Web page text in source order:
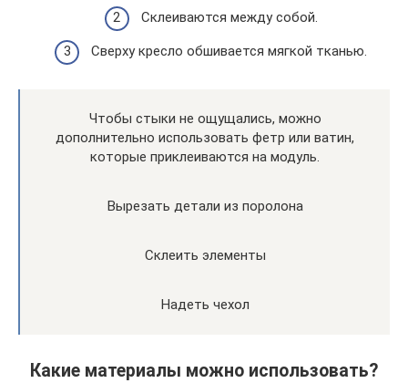
Склеиваются между собой.
Сверху кресло обшивается мягкой тканью.
Чтобы стыки не ощущались, можно
дополнительно использовать фетр или ватин,
которые приклеиваются на модуль.
Вырезать детали из поролона
Склеить элементы
Надеть чехол
Какие материалы можно использовать?